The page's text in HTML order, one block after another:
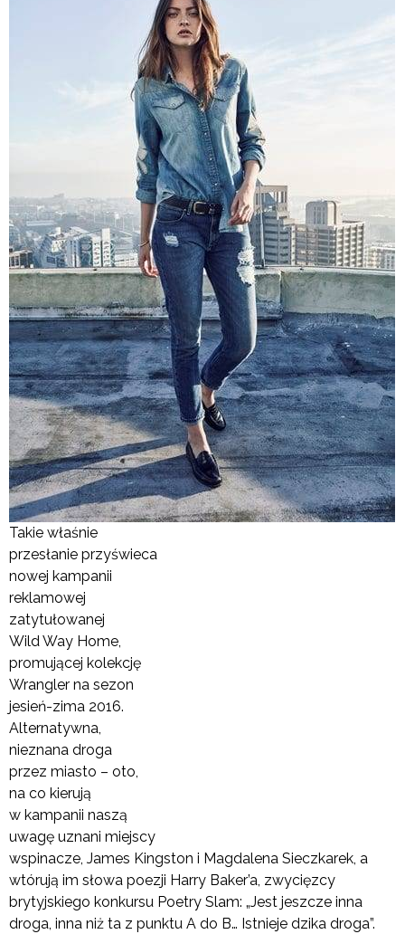
Takie właśnie
przesłanie przyświeca
nowej kampanii
reklamowej
zatytułowanej
Wild Way Home,
promującej kolekcję
Wrangler na sezon
jesień-zima 2016.
Alternatywna,
nieznana droga
przez miasto – oto,
na co kierują
w kampanii naszą
uwagę uznani miejscy
wspinacze, James Kingston i Magdalena Sieczkarek, a
wtórują im słowa poezji Harry Baker’a, zwycięzcy
brytyjskiego konkursu Poetry Slam: „Jest jeszcze inna
droga, inna niż ta z punktu A do B… Istnieje dzika droga”.